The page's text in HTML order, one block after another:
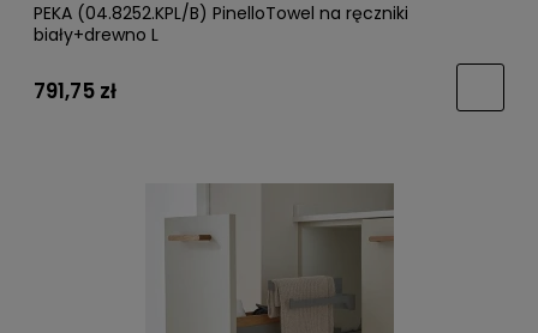
PEKA (04.8252.KPL/B) PinelloTowel na ręczniki
biały+drewno L
791,75 zł